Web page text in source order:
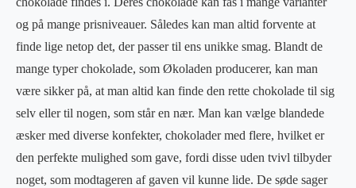
og på mange prisniveauer. Således kan man altid forvente at
finde lige netop det, der passer til ens unikke smag. Blandt de
mange typer chokolade, som Økoladen producerer, kan man
være sikker på, at man altid kan finde den rette chokolade til sig
selv eller til nogen, som står en nær. Man kan vælge blandede
æsker med diverse konfekter, chokolader med flere, hvilket er
den perfekte mulighed som gave, fordi disse uden tvivl tilbyder
noget, som modtageren af gaven vil kunne lide. De søde sager